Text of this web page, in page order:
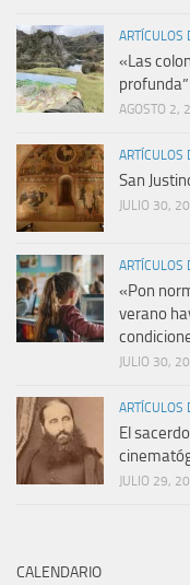
ARTÍCULOS
«Las
profunda”
AGOSTO 2,
ARTÍCULOS
San
JULIO 30,
ARTÍCULOS
«Pon
verano
JULIO 30,
ARTÍCULOS
El
JULIO 29,
CALENDARIO